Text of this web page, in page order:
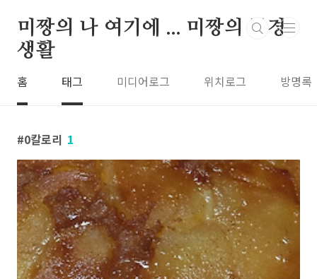
미짱의 나 여기에 ... 미짱의 동경
생활
홈 태그 미디어로그 위치로그 방명록
0칼로리 1